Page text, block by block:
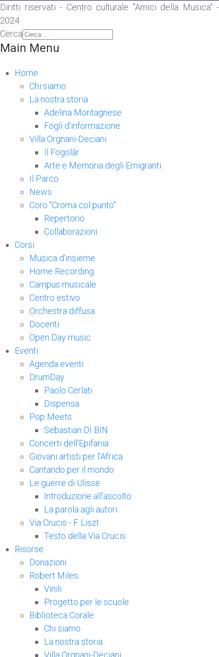
Diritti riservati - Centro culturale "Amici della Musica" -
2024
Cerca
Main Menu
Home
Chi siamo
La nostra storia
Adelina Montagnese
Fogli d'informazione
Villa Orgnani-Deciani
Il Fogolâr
Arte e Memoria degli Emigranti
Il Parco
News
Coro "Croma col punto"
Repertorio
Collaborazioni
Corsi
Musica d'insieme
Home Recording
Campus musicale
Centro estivo
Orchestra diffusa
Docenti
Open Day music
Eventi
Agenda eventi
DrumDay
Paolo Cerlati
Dispensa
Pop Meets
Sebastian DI BIN
Concerti dell'Epifania
Giovani artisti per l’Africa
Cantando per il mondo
Le guerre di Ulisse
Introduzione all'ascolto
La parola agli autori
Via Crucis - F. Liszt
Testo della Via Crucis
Risorse
Donazioni
Robert Miles
Vinili
Progetto per le scuole
Biblioteca Corale
Chi siamo
La nostra storia
Villa Orgnani-Deciani